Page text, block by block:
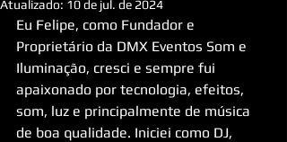
Atualizado: 10 de jul. de 2024
Eu Felipe, como Fundador e
Proprietário da DMX Eventos Som e
Iluminação, cresci e sempre fui
apaixonado por tecnologia, efeitos,
som, luz e principalmente de música
de boa qualidade. Iniciei como DJ,